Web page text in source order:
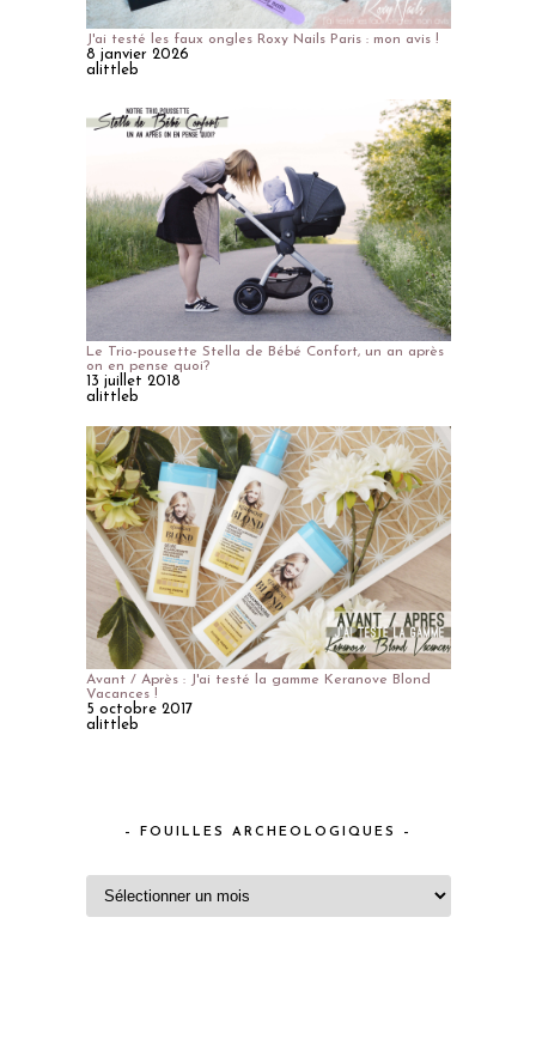
J'ai testé les faux ongles Roxy Nails Paris : mon avis !
8 janvier 2026
alittleb
Le Trio-pousette Stella de Bébé Confort, un an après
on en pense quoi?
13 juillet 2018
alittleb
Avant / Après : J'ai testé la gamme Keranove Blond
Vacances !
5 octobre 2017
alittleb
– FOUILLES ARCHEOLOGIQUES –